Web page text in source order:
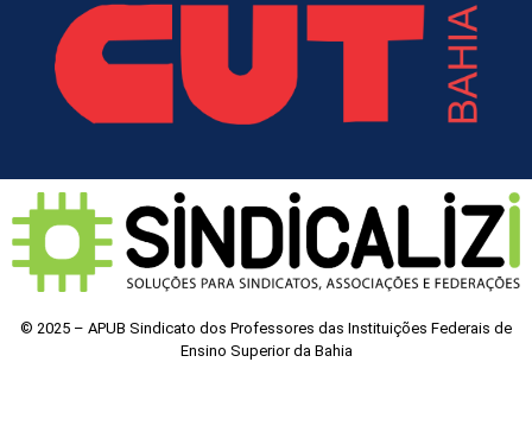
© 2025 – APUB Sindicato dos Professores das Instituições Federais de
Ensino Superior da Bahia